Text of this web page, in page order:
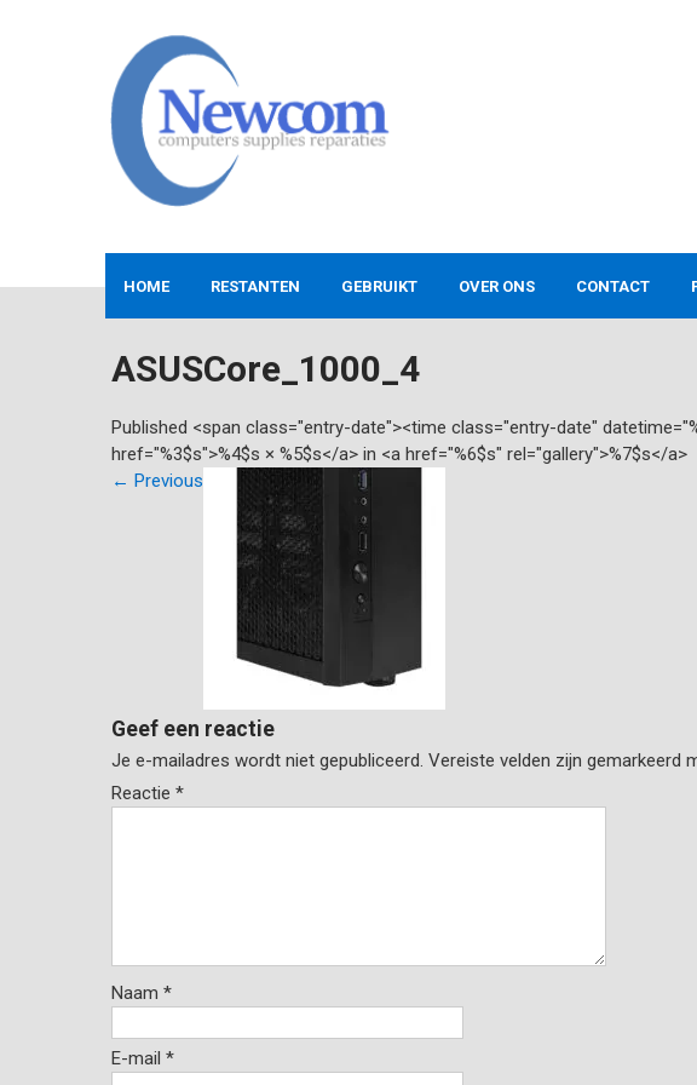
NEWCOM
HOME RESTANTEN GEBRUIKT OVER ONS CONTACT
ASUSCore_1000_4
Published <span class="entry-date"><time class="entry-date"
href="%3$s">%4$s × %5$s</a> in <a href="%6$s" rel="gallery">%7$s</a>
← Previous
Geef een reactie
Je e-mailadres wordt niet gepubliceerd. Vereiste velden zijn gemarkeerd
Reactie *
Naam *
E-mail *